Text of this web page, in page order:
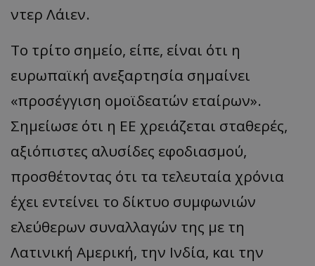
ντερ Λάιεν.
Το τρίτο σημείο, είπε, είναι ότι η
ευρωπαϊκή ανεξαρτησία σημαίνει
«προσέγγιση ομοϊδεατών εταίρων».
Σημείωσε ότι η ΕΕ χρειάζεται σταθερές,
αξιόπιστες αλυσίδες εφοδιασμού,
προσθέτοντας ότι τα τελευταία χρόνια
έχει εντείνει το δίκτυο συμφωνιών
ελεύθερων συναλλαγών της με τη
Λατινική Αμερική, την Ινδία, και την